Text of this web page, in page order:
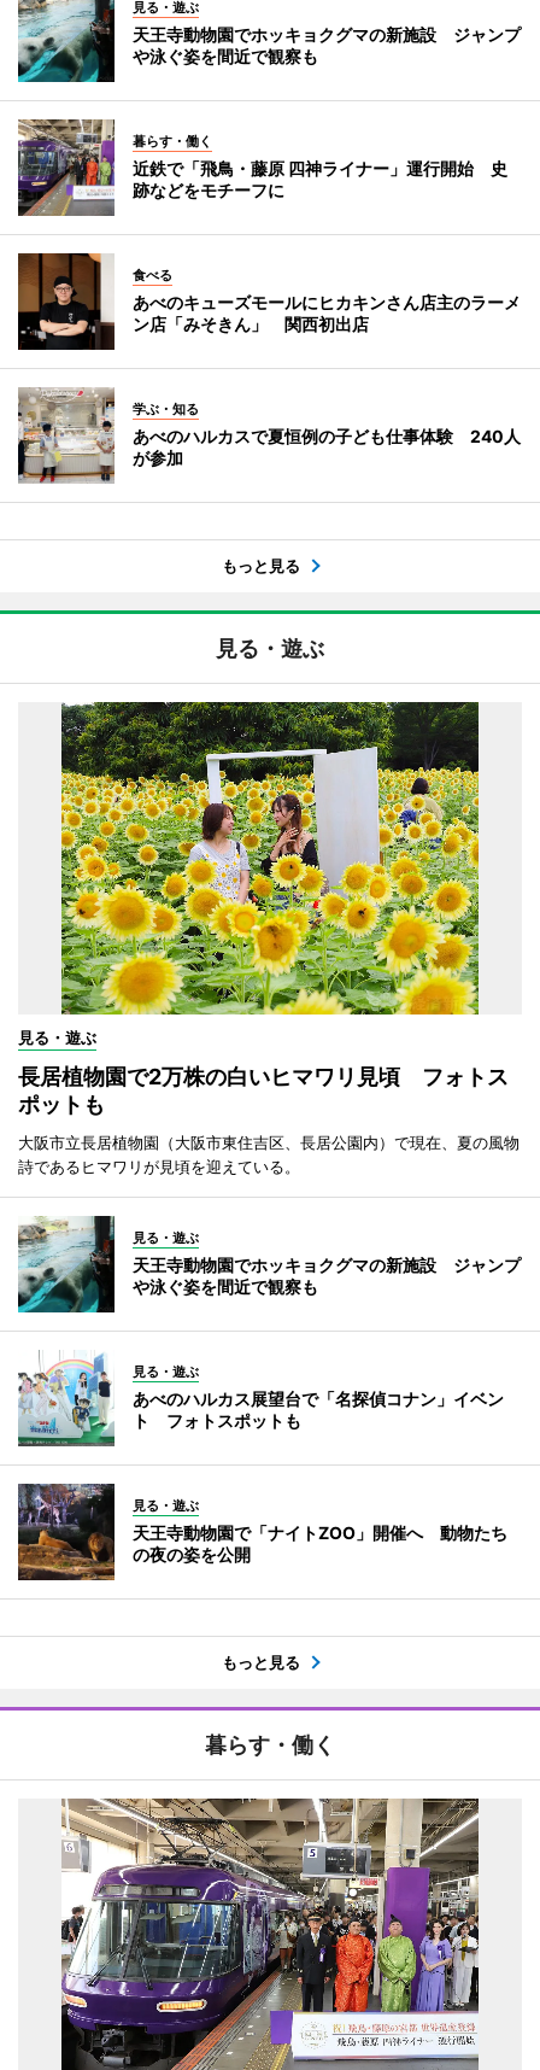
見る・遊ぶ
天王寺動物園でホッキョクグマの新施設 ジャンプ
や泳ぐ姿を間近で観察も
暮らす・働く
近鉄で「飛鳥・藤原 四神ライナー」運行開始 史
跡などをモチーフに
食べる
あべのキューズモールにヒカキンさん店主のラーメ
ン店「みそきん」 関西初出店
学ぶ・知る
あべのハルカスで夏恒例の子ども仕事体験 240人
が参加
もっと見る
見る・遊ぶ
見る・遊ぶ
長居植物園で2万株の白いヒマワリ見頃 フォトス
ポットも
大阪市立長居植物園（大阪市東住吉区、長居公園内）で現在、夏の風物
詩であるヒマワリが見頃を迎えている。
見る・遊ぶ
天王寺動物園でホッキョクグマの新施設 ジャンプ
や泳ぐ姿を間近で観察も
見る・遊ぶ
あべのハルカス展望台で「名探偵コナン」イベン
ト フォトスポットも
見る・遊ぶ
天王寺動物園で「ナイトZOO」開催へ 動物たち
の夜の姿を公開
もっと見る
暮らす・働く